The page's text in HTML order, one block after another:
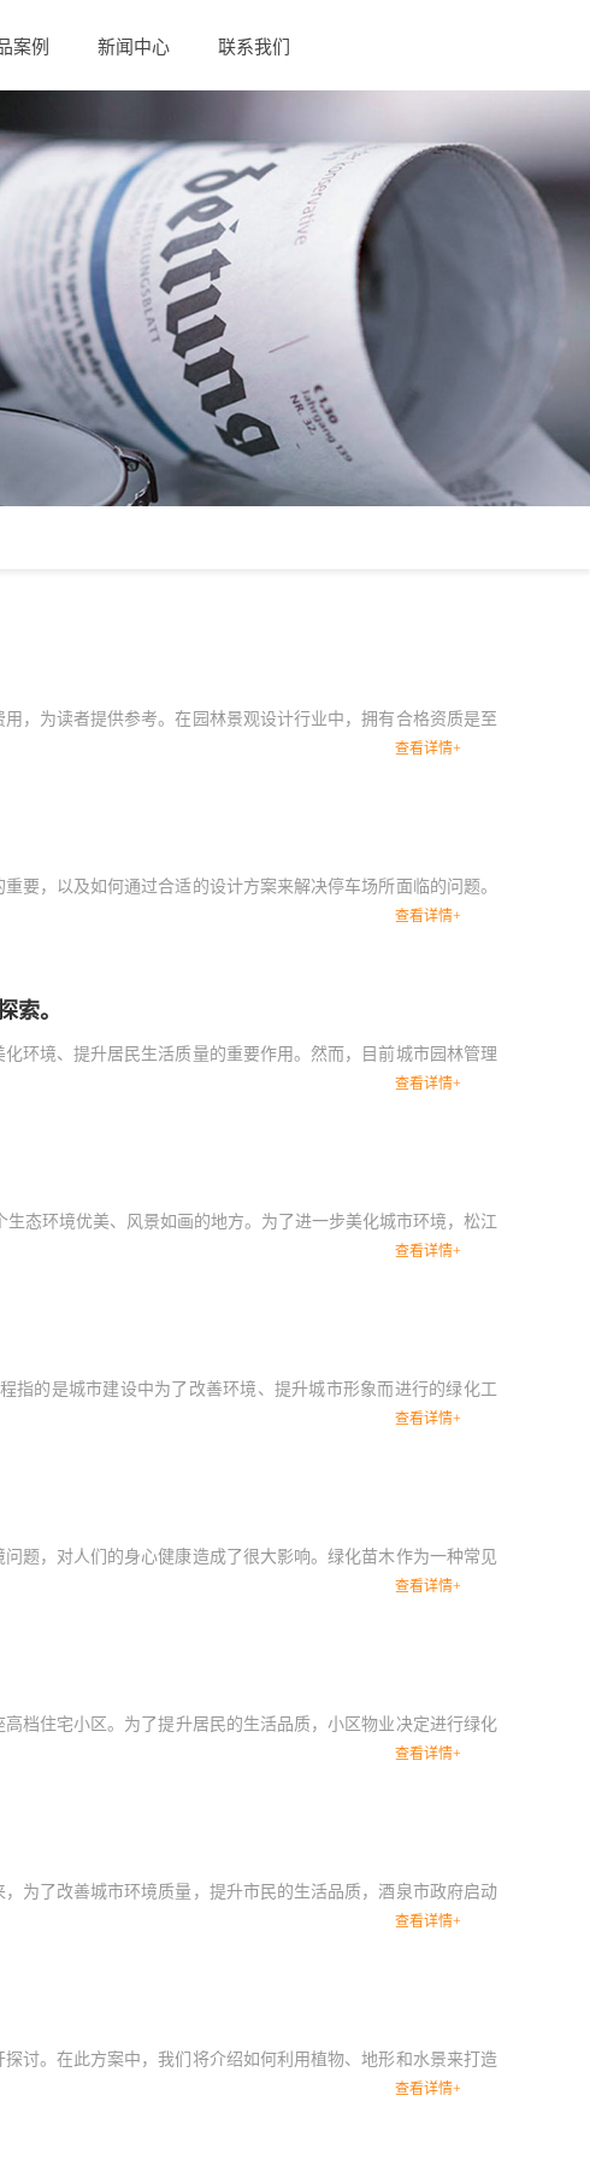
案例 新闻中心 联系我们
，为读者提供参考。在园林景观设计行业中，拥有合格资质是至
查看详情+
要，以及如何通过合适的设计方案来解决停车场所面临的问题。
查看详情+
索。
环境、提升居民生活质量的重要作用。然而，目前城市园林管理
查看详情+
态环境优美、风景如画的地方。为了进一步美化城市环境，松江
查看详情+
指的是城市建设中为了改善环境、提升城市形象而进行的绿化工
查看详情+
题，对人们的身心健康造成了很大影响。绿化苗木作为一种常见
查看详情+
档住宅小区。为了提升居民的生活品质，小区物业决定进行绿化
查看详情+
为了改善城市环境质量，提升市民的生活品质，酒泉市政府启动
查看详情+
讨。在此方案中，我们将介绍如何利用植物、地形和水景来打造
查看详情+